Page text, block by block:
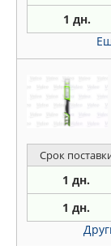
1 дн.
Срок
1 дн.
1 дн.